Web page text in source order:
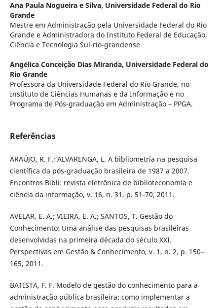
Ana Paula Nogueira e Silva, Universidade Federal do Rio
Grande
Mestre em Administração pela Universidade Federal do Rio
Grande e Administradora do Instituto Federal de Educação,
Ciência e Tecnologia Sul-rio-grandense
Angélica Conceição Dias Miranda, Universidade Federal do
Rio Grande
Professora da Universidade Federal do Rio Grande, no
Instituto de Ciências Humanas e da Informação e no
Programa de Pós-graduação em Administração – PPGA.
Referências
ARAÚJO, R. F.; ALVARENGA, L. A bibliometria na pesquisa
científica da pós-graduação brasileira de 1987 a 2007.
Encontros Bibli: revista eletrônica de biblioteconomia e
ciência da informação, v. 16, n. 31, p. 51-70, 2011.
AVELAR, E. A.; VIEIRA, E. A.; SANTOS, T. Gestão do
Conhecimento: Uma análise das pesquisas brasileiras
desenvolvidas na primeira década do século XXI.
Perspectivas em Gestão & Conhecimento, v. 1, n. 2, p. 150–
165, 2011.
BATISTA, F. F. Modelo de gestão do conhecimento para a
administração pública brasileira: como implementar a